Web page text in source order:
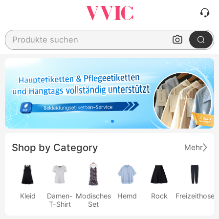
Produkte suchen
Shop by Category Mehr
Kleid
Damen-
T-Shirt
Modisches
Set
Hemd Rock Freizeithose